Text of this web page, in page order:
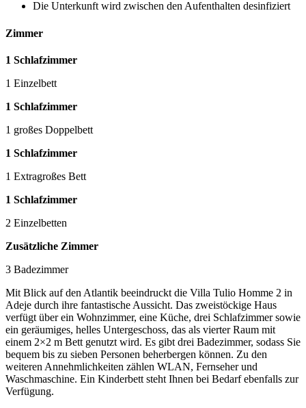
Die Unterkunft wird zwischen den Aufenthalten desinfiziert
Zimmer
1 Schlafzimmer
1 Einzelbett
1 Schlafzimmer
1 großes Doppelbett
1 Schlafzimmer
1 Extragroßes Bett
1 Schlafzimmer
2 Einzelbetten
Zusätzliche Zimmer
3 Badezimmer
Mit Blick auf den Atlantik beeindruckt die Villa Tulio Homme 2 in
Adeje durch ihre fantastische Aussicht. Das zweistöckige Haus
verfügt über ein Wohnzimmer, eine Küche, drei Schlafzimmer sowie
ein geräumiges, helles Untergeschoss, das als vierter Raum mit
einem 2×2 m Bett genutzt wird. Es gibt drei Badezimmer, sodass Sie
bequem bis zu sieben Personen beherbergen können. Zu den
weiteren Annehmlichkeiten zählen WLAN, Fernseher und
Waschmaschine. Ein Kinderbett steht Ihnen bei Bedarf ebenfalls zur
Verfügung.